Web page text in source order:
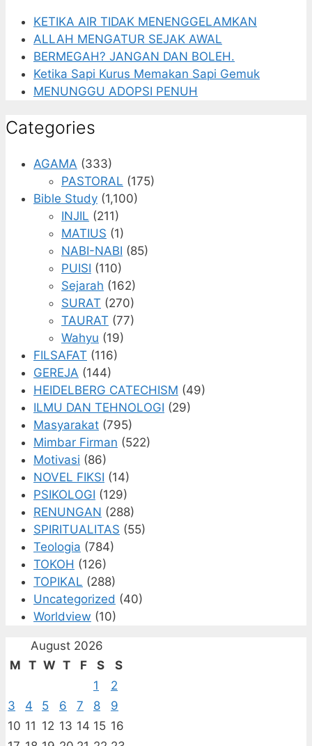
KETIKA AIR TIDAK MENENGGELAMKAN
ALLAH MENGATUR SEJAK AWAL
BERMEGAH? JANGAN DAN BOLEH.
Ketika Sapi Kurus Memakan Sapi Gemuk
MENUNGGU ADOPSI PENUH
Categories
AGAMA (333)
PASTORAL (175)
Bible Study (1,100)
INJIL (211)
MATIUS (1)
NABI-NABI (85)
PUISI (110)
Sejarah (162)
SURAT (270)
TAURAT (77)
Wahyu (19)
FILSAFAT (116)
GEREJA (144)
HEIDELBERG CATECHISM (49)
ILMU DAN TEHNOLOGI (29)
Masyarakat (795)
Mimbar Firman (522)
Motivasi (86)
NOVEL FIKSI (14)
PSIKOLOGI (129)
RENUNGAN (288)
SPIRITUALITAS (55)
Teologia (784)
TOKOH (126)
TOPIKAL (288)
Uncategorized (40)
Worldview (10)
August 2026
M T W T F S
S
1
2
3
4 5 6 7 8
9
10 11 12 13 14 15 16